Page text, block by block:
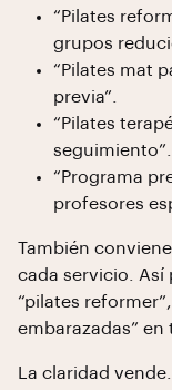
“Pilates
grupos
“Pilates mat
previa”.
“Pilates
seguimiento”.
“Programa
profesores
También
cada servicio. Así
“pilates
embarazadas” en
La claridad